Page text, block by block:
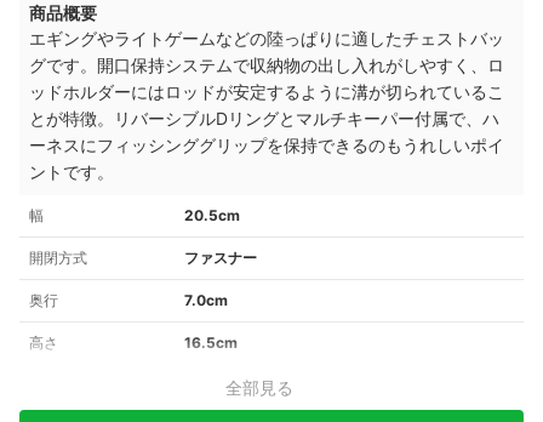
商品概要
エギングやライトゲームなどの陸っぱりに適したチェストバッ
グです。 開口保持システムで収納物の出し入れがしやすく、ロ
ッドホルダーにはロッドが安定するように溝が切られているこ
とが特徴。リバーシブルDリングとマルチキーパー付属で、ハ
ーネスにフィッシンググリップを保持できるのもうれしいポイ
ントです。
幅 20.5cm
開閉方式 ファスナー
奥行 7.0cm
高さ 16.5cm
全部見る